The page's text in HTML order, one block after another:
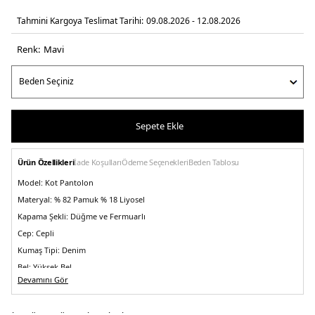
Tahmini Kargoya Teslimat Tarihi: 09.08.2026 - 12.08.2026
Renk: mavi̇
Sepete Ekle
Ürün Özellikleriİade KoşullarıÖdeme SeçenekleriBeden Tablosu
Model: Kot Pantolon
Materyal: % 82 Pamuk % 18 Liyosel
Kapama Şekli: Düğme ve Fermuarlı
Cep: Cepli
Kumaş Tipi: Denim
Bel: Yüksek Bel
Boy:Standart
Devamını Gör